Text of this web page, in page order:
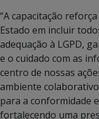
“A capacitação
Estado em incluir
adequação à LGPD,
e o cuidado com as
centro de nossas
ambiente
para a conformidade
fortalecendo uma